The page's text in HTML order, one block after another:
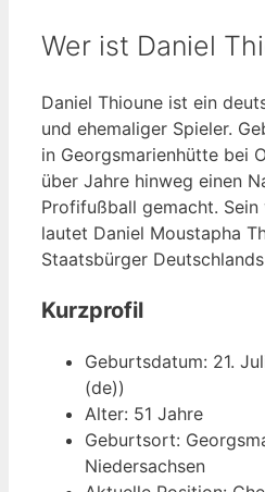
Wer ist Daniel
Daniel Thioune ist ein
und ehemaliger Spieler.
in Georgsmarienhütte bei
über Jahre hinweg einen
Profifußball gemacht.
lautet Daniel Moustapha
Staatsbürger
Kurzprofil
Geburtsdatum: 21.
(de))
Alter: 51 Jahre
Geburtsort:
Niedersachsen